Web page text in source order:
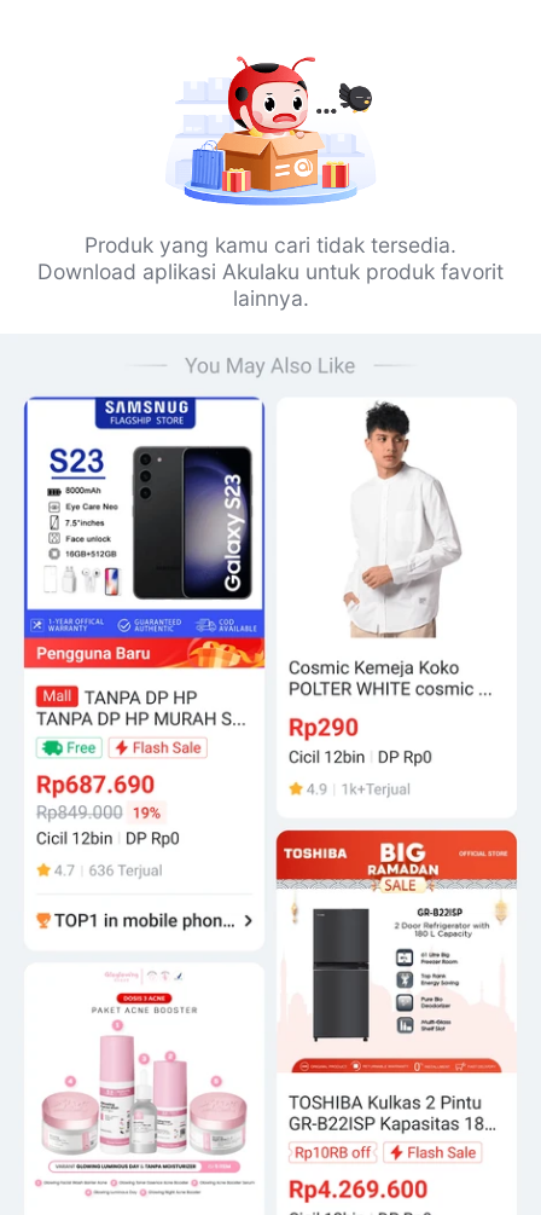
Produk yang kamu cari tidak tersedia.
Download aplikasi Akulaku untuk produk favorit
lainnya.